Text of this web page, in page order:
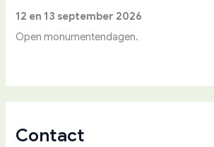
12 en 13 september 2026
Open monumentendagen.
Contact